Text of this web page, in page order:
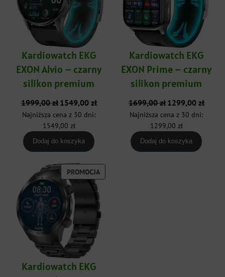
Kardiowatch EKG
EXON Alvio – czarny
silikon premium
1999,00zł Pierwotna
1999,00 zł.
1549,00 złAktualna
Najniższa cena z 30 dni:
1549,00 zł
Dodaj do koszyka
Kardiowatch EKG
EXON Prime – czarny
silikon premium
1699,00zł Pierwotna
1699,00 zł.
1299,00 zł
Najniższa cena z 30 dni:
1299,00 zł
Dodaj do koszyka
PROMOCJAPRODUKT
W
Kardiowatch EKG